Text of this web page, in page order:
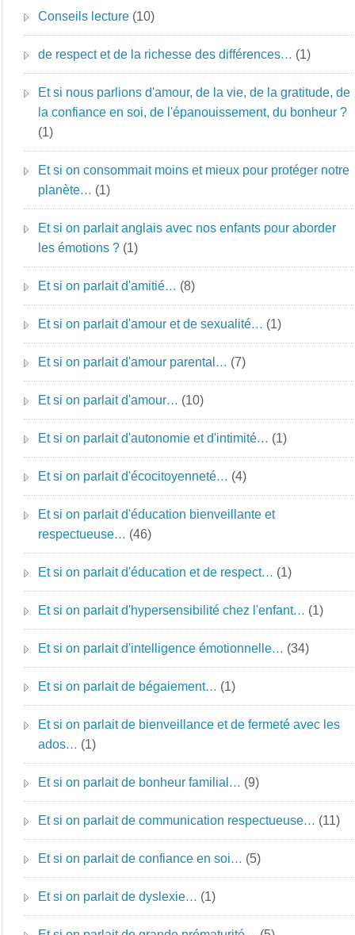
Conseils lecture (10)
de respect et de la richesse des différences… (1)
Et si nous parlions d'amour, de la vie, de la gratitude, de
la confiance en soi, de l'épanouissement, du bonheur ?
(1)
Et si on consommait moins et mieux pour protéger notre
planète… (1)
Et si on parlait anglais avec nos enfants pour aborder
les émotions ? (1)
Et si on parlait d'amitié… (8)
Et si on parlait d'amour et de sexualité… (1)
Et si on parlait d'amour parental… (7)
Et si on parlait d'amour… (10)
Et si on parlait d'autonomie et d'intimité… (1)
Et si on parlait d'écocitoyenneté… (4)
Et si on parlait d'éducation bienveillante et
respectueuse… (46)
Et si on parlait d'éducation et de respect… (1)
Et si on parlait d'hypersensibilité chez l'enfant… (1)
Et si on parlait d'intelligence émotionnelle… (34)
Et si on parlait de bégaiement… (1)
Et si on parlait de bienveillance et de fermeté avec les
ados… (1)
Et si on parlait de bonheur familial… (9)
Et si on parlait de communication respectueuse… (11)
Et si on parlait de confiance en soi… (5)
Et si on parlait de dyslexie… (1)